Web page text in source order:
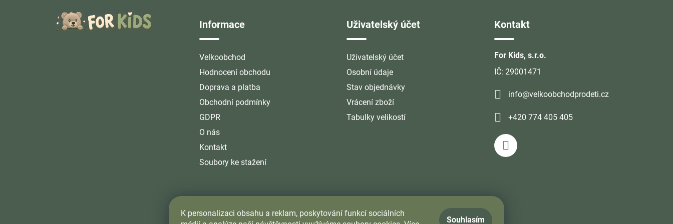
K personalizaci obsahu a reklam, poskytování funkcí sociálních
Souhlasím
Informace
Velkoobchod
Hodnocení obchodu
Doprava a platba
Obchodní podmínky
GDPR
O nás
Kontakt
Soubory ke stažení
Uživatelský účet
Uživatelský účet
Osobní údaje
Stav objednávky
Vrácení zboží
Tabulky velikostí
Kontakt
For Kids, s.r.o.
IČ: 29001471
info@velkoobchodprodeti.cz
+420 774 405 405